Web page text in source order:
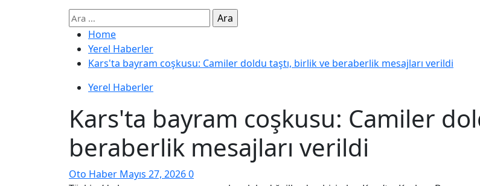
Home
Yerel Haberler
Kars'ta bayram coşkusu: Camiler doldu taştı, birlik ve beraberlik mesajları verildi
Yerel Haberler
Kars'ta bayram coşkusu: Camiler
beraberlik mesajları verildi
Oto Haber Mayıs 27, 20260